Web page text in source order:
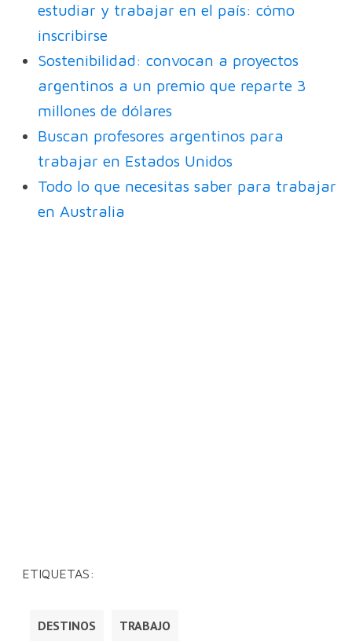
estudiar y trabajar en el país: cómo
inscribirse
Sostenibilidad: convocan a proyectos
argentinos a un premio que reparte 3
millones de dólares
Buscan profesores argentinos para
trabajar en Estados Unidos
Todo lo que necesitas saber para trabajar
en Australia
ETIQUETAS:
DESTINOS TRABAJO